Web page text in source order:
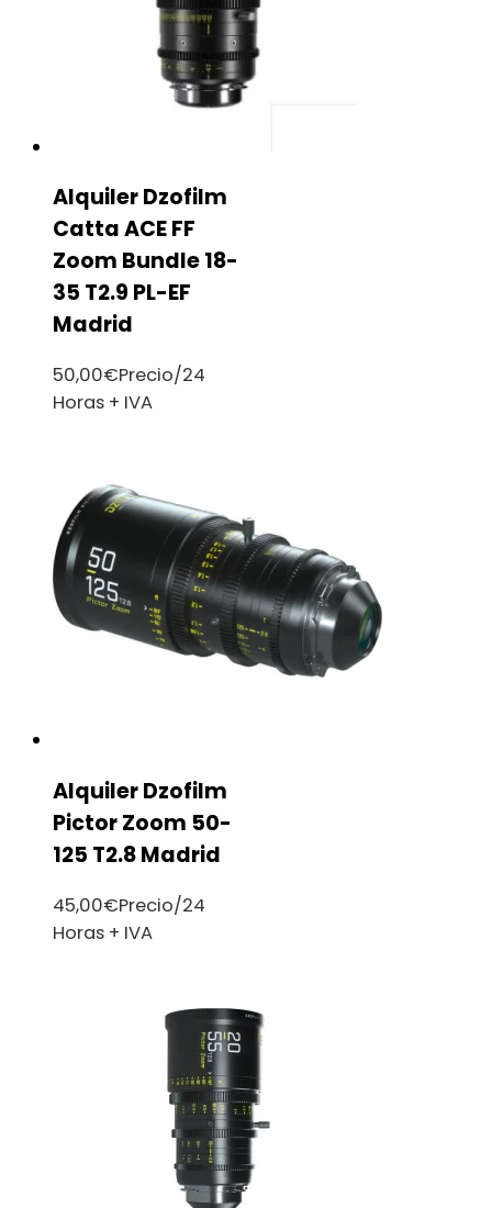
Alquiler Dzofilm
Catta ACE FF
Zoom Bundle 18-
35 T2.9 PL-EF
Madrid
50,00€Precio/24
Horas + IVA
Alquiler Dzofilm
Pictor Zoom 50-
125 T2.8 Madrid
45,00€Precio/24
Horas + IVA